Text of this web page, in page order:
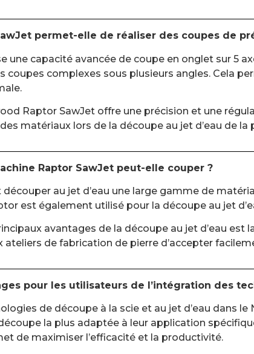
permet-elle de réaliser des coupes de
une capacité avancée de coupe en onglet sur 5
coupes complexes sous plusieurs angles. Cela
Raptor SawJet offre une précision et une
matériaux lors de la découpe au jet d’eau de
Raptor SawJet peut-elle couper ?
au jet d’eau une large gamme de
est également utilisé pour la découpe au jet
avantages de la découpe au jet d’eau
de fabrication de pierre d’accepter
pour les utilisateurs de l’intégration des
de découpe à la scie et au jet d’eau
la plus adaptée à leur application
de maximiser l’efficacité et la productivité.